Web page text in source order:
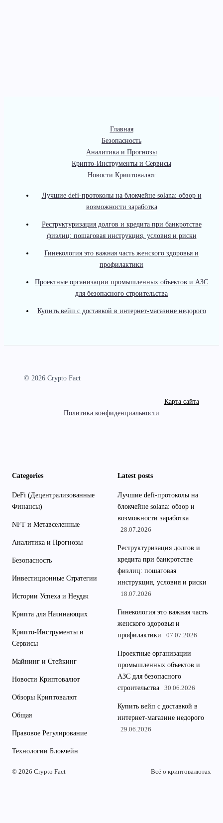
Главная
Безопасность
Аналитика и Прогнозы
Крипто-Инструменты и Сервисы
Новости Криптовалют
Лучшие defi-протоколы на блокчейне solana: обзор и
возможности заработка
Реструктуризация долгов и кредита при банкротстве
физлиц: пошаговая инструкция, условия и риски
Гинекология это важная часть женского здоровья и
профилактики
Проектные организации промышленных объектов и АЗС
для безопасного строительства
Купить вейп с доставкой в интернет-магазине недорого
© 2026 Crypto Fact
Карта сайта
Политика конфиденциальности
Categories
DeFi (Децентрализованные
Финансы)
NFT и Метавселенные
Аналитика и Прогнозы
Безопасность
Инвестиционные Стратегии
Истории Успеха и Неудач
Крипта для Начинающих
Крипто-Инструменты и
Сервисы
Майнинг и Стейкинг
Новости Криптовалют
Обзоры Криптовалют
Общая
Правовое Регулирование
Технологии Блокчейн
Latest posts
Лучшие defi-протоколы на
блокчейне solana: обзор и
возможности заработка
28.07.2026
Реструктуризация долгов и
кредита при банкротстве
физлиц: пошаговая
инструкция, условия и риски
18.07.2026
Гинекология это важная часть
женского здоровья и
профилактики
07.07.2026
Проектные организации
промышленных объектов и
АЗС для безопасного
строительства
30.06.2026
Купить вейп с доставкой в
интернет-магазине недорого
29.06.2026
© 2026 Crypto Fact Всё о криптовалютах